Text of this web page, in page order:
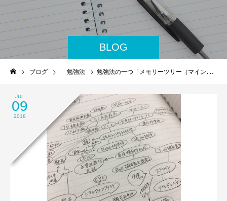
BLOG
ブログ 勉強法 勉強法の一つ「メモリーツリー（マインドマップ）」の実践
JUL
09
2018